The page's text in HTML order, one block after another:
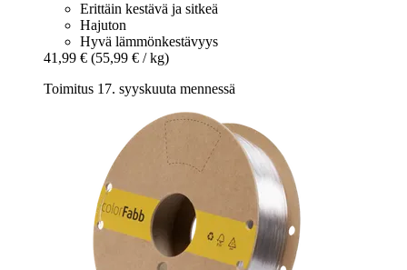
Erittäin kestävä ja sitkeä
Hajuton
Hyvä lämmönkestävyys
41,99 € (55,99 € / kg)
Toimitus 17. syyskuuta mennessä